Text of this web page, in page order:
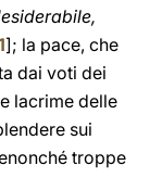
]; la pace, che
dai voti dei
lacrime delle
sui
troppe